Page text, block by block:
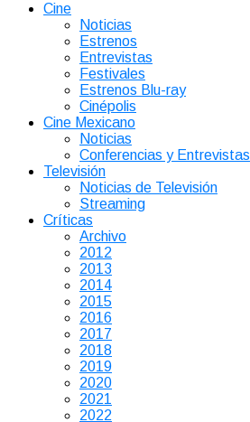
Cine
Noticias
Estrenos
Entrevistas
Festivales
Estrenos Blu-ray
Cinépolis
Cine Mexicano
Noticias
Conferencias y Entrevistas
Televisión
Noticias de Televisión
Streaming
Críticas
Archivo
2012
2013
2014
2015
2016
2017
2018
2019
2020
2021
2022